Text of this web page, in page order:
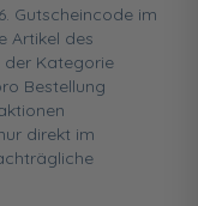
Gutscheincode im
Artikel des
der Kategorie
Bestellung
direkt im